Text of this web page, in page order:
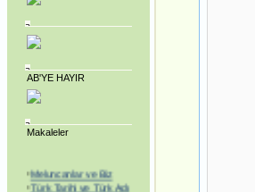
AB'YE HAYIR
Makaleler
·Türk Tarihi ve Türk Adı